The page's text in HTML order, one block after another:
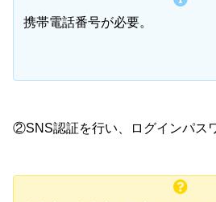
携帯電話番号が必要。
②SNS認証を行い、ログインパス